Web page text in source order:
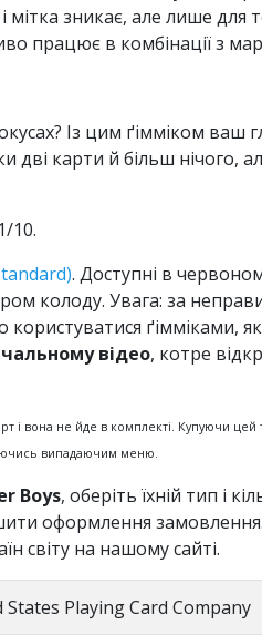
зникає, але лише для
працює в комбінації з
Із цим ґімміком ваш
дві карти й більш
10.
. Доступні в
колоду. Увага: за
ґімміками, як
відео, котре
вона не йде в комплекті. Купуючи цей
випадаючим меню.
Boys, оберіть їхній тип і
оформлення замовлення.
світу на нашому сайті.
Playing Card Company